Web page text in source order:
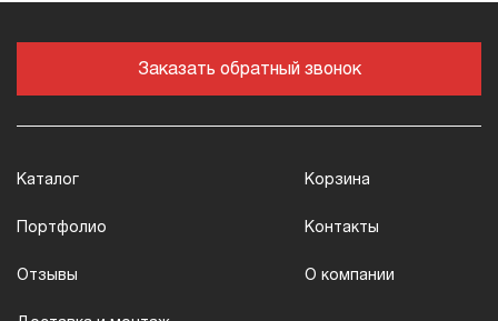
Заказать обратный звонок
Каталог Корзина
Портфолио Контакты
Отзывы О компании